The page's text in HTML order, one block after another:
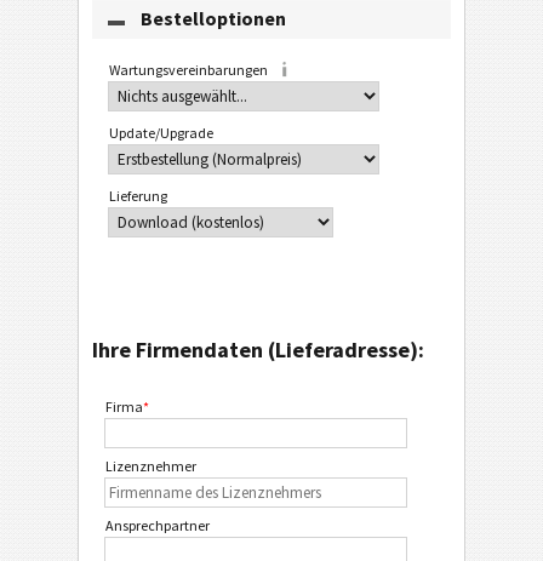
Bestelloptionen
Wartungsvereinbarungen
Update/Upgrade
Lieferung
Ihre Firmendaten (Lieferadresse):
Firma*
Lizenznehmer
Ansprechpartner